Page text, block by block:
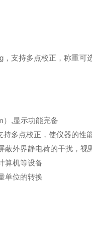
支持多点校正，称重可
）,显示功能完备
多点校正，使仪器的性
蔽外界静电荷的干扰，视
算机等设备
单位的转换